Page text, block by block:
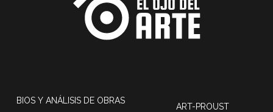
BIOS Y ANÁLISIS DE OBRAS
ART-PROUST